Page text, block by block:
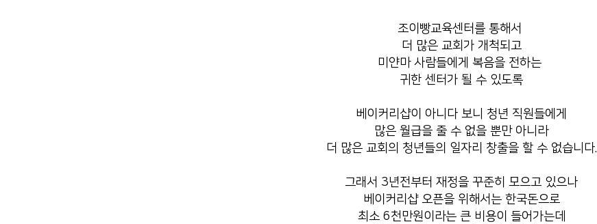
조이빵교육센터를 통해서
더 많은 교회가 개척되고
미얀마 사람들에게 복음을 전하는
귀한 센터가 될 수 있도록
베이커리샵이 아니다 보니 청년 직원들에게
많은 월급을 줄 수 없을 뿐만 아니라
더 많은 교회의 청년들의 일자리 창출을 할 수 없습니다.
그래서 3년전부터 재정을 꾸준히 모으고 있으나
베이커리샵 오픈을 위해서는 한국돈으로
최소 6천만원이라는 큰 비용이 들어가는데